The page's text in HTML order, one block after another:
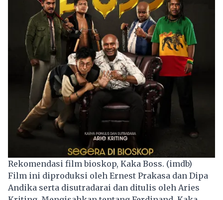
Rekomendasi film bioskop, Kaka Boss. (imdb)
Film ini diproduksi oleh Ernest Prakasa dan Dipa
Andika serta disutradarai dan ditulis oleh Aries